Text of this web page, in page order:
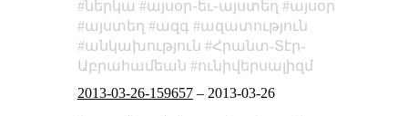
ներկա
այսօր֊եւ֊այստեղ
այսօր
այստեղ
ազգ
ազատություն
անկախություն
Հրանտ-Տէր-
Աբրահամեան
ունիվերսալիզմ
2013-03-26-159657– 2013-03-26